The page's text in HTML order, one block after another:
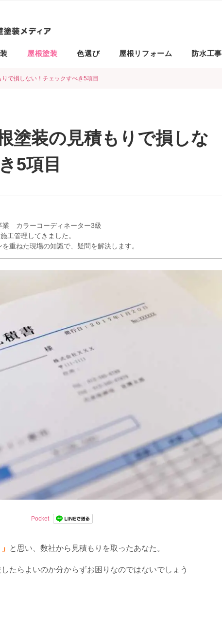
屋根塗装 色選び 屋根リフォーム 防水工事
りで損しない！チェックすべき5項目
塗装の見積もりで損しな
5項目
カラーコーディネーター3級
工管理してきました。
重ねた現場の知識で、疑問を解決します。
Pocket
と思い、数社から見積もりを取ったあなた。
たらよいのか分からずお困りなのではないでしょう